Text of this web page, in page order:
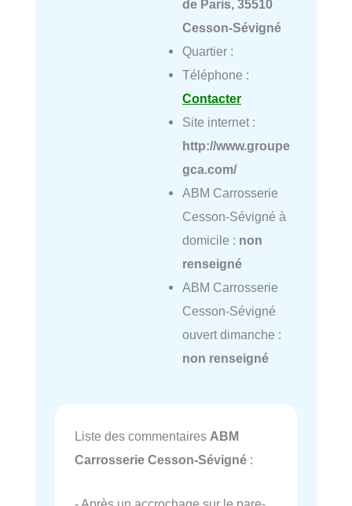
de Paris, 35510
Cesson-Sévigné
Quartier :
Téléphone :
Contacter
Site internet :
http://www.groupe
gca.com/
ABM Carrosserie
Cesson-Sévigné à
domicile : non
renseigné
ABM Carrosserie
Cesson-Sévigné
ouvert dimanche :
non renseigné
Liste des commentaires ABM
Carrosserie Cesson-Sévigné :